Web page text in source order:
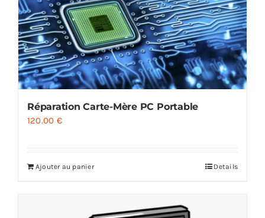
PROMOTION
Réparation Carte-Mère PC Portable
120.00 €
Ajouter au panier Details